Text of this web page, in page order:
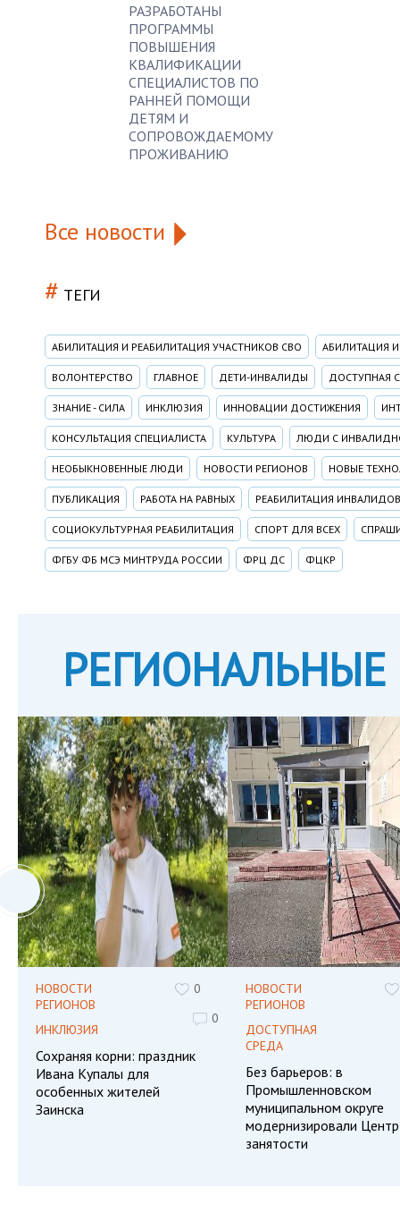
РАЗРАБОТАНЫ
ПРОГРАММЫ
ПОВЫШЕНИЯ
КВАЛИФИКАЦИИ
СПЕЦИАЛИСТОВ ПО
РАННЕЙ ПОМОЩИ
ДЕТЯМ И
СОПРОВОЖДАЕМОМУ
ПРОЖИВАНИЮ
Все новости
# ТЕГИ
АБИЛИТАЦИЯ И РЕАБИЛИТАЦИЯ УЧАСТНИКОВ СВО АБИЛИТАЦИЯ
ВОЛОНТЕРСТВО ГЛАВНОЕ ДЕТИ-ИНВАЛИДЫ ДОСТУПНАЯ
ЗНАНИЕ - СИЛА ИНКЛЮЗИЯ ИННОВАЦИИ ДОСТИЖЕНИЯ
КОНСУЛЬТАЦИЯ СПЕЦИАЛИСТА КУЛЬТУРА ЛЮДИ С
НЕОБЫКНОВЕННЫЕ ЛЮДИ НОВОСТИ РЕГИОНОВ НОВЫЕ
ПУБЛИКАЦИЯ РАБОТА НА РАВНЫХ РЕАБИЛИТАЦИЯ ИНВАЛИДОВ
СОЦИОКУЛЬТУРНАЯ РЕАБИЛИТАЦИЯ СПОРТ ДЛЯ ВСЕХ
ФГБУ ФБ МСЭ МИНТРУДА РОССИИ ФРЦ ДС ФЦКР
НОВОСТИ
РЕГИОНОВ
ИНКЛЮЗИЯ
0
0
Сохраняя корни: праздник
Ивана Купалы для
особенных жителей
Заинска
НОВОСТИ
РЕГИОНОВ
ДОСТУПНАЯ
СРЕДА
Без барьеров: в
Промышленновском
муниципальном округе
модернизировали Центр
занятости